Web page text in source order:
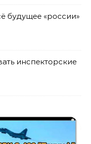
будущее «россии»
инспекторские